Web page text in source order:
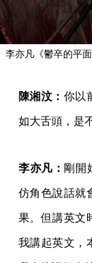
李亦凡《鬱卒的平
陳湘汶： 你以
如大舌頭，是
李亦凡： 剛開
仿角色說話就
果。但講英文
我講起英文，